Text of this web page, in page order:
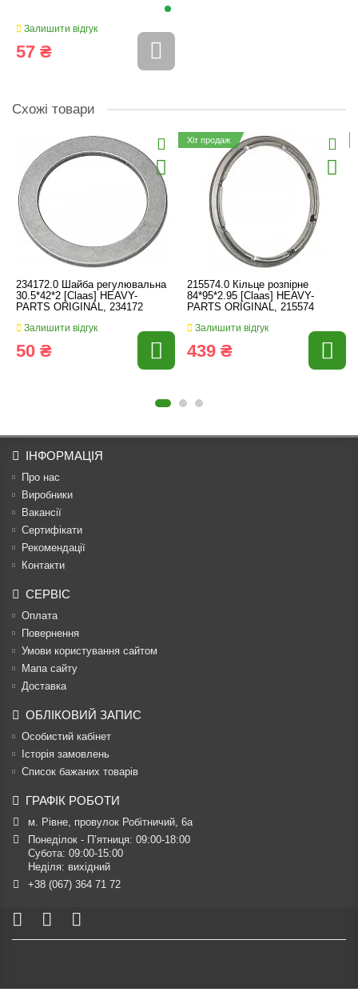
Залишити відгук
57 ₴
Схожі товари
234172.0 Шайба регулювальна
30.5*42*2 [Claas] HEAVY-
PARTS ORIGINAL, 234172
Залишити відгук
50 ₴
Хіт продаж
215574.0 Кільце розпірне
84*95*2.95 [Claas] HEAVY-
PARTS ORIGINAL, 215574
Залишити відгук
439 ₴
ІНФОРМАЦІЯ
Про нас
Виробники
Вакансії
Сертифікати
Рекомендації
Контакти
СЕРВІС
Оплата
Повернення
Умови користування сайтом
Мапа сайту
Доставка
ОБЛІКОВИЙ ЗАПИС
Особистий кабінет
Історія замовлень
Список бажаних товарів
ГРАФІК РОБОТИ
м. Рівне, провулок Робітничий, 6а
Понеділок - П’ятниця: 09:00-18:00
Субота: 09:00-15:00
Неділя: вихідний
+38 (067) 364 71 72